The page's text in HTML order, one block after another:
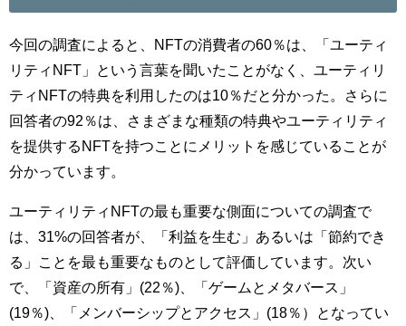
今回の調査によると、NFTの消費者の60％は、「ユーティ
リティNFT」という言葉を聞いたことがなく、ユーティリ
ティNFTの特典を利用したのは10％だと分かった。さらに
回答者の92％は、さまざまな種類の特典やユーティリティ
を提供するNFTを持つことにメリットを感じていることが
分かっています。
ユーティリティNFTの最も重要な側面についての調査で
は、31%の回答者が、「利益を生む」あるいは「節約でき
る」ことを最も重要なものとして評価しています。次い
で、「資産の所有」(22％)、「ゲームとメタバース」
(19％)、「メンバーシップとアクセス」(18％）となってい